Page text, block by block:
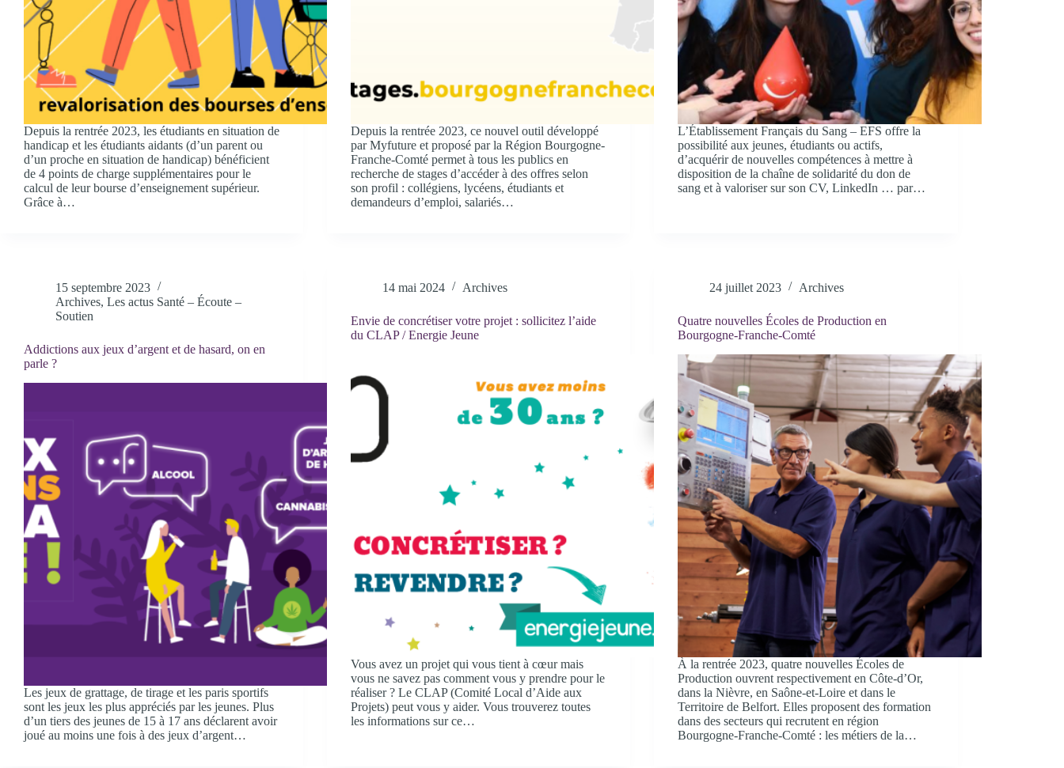
Depuis la rentrée 2023, les étudiants en situation de
handicap et les étudiants aidants (d’un parent ou
d’un proche en situation de handicap) bénéficient
de 4 points de charge supplémentaires pour le
calcul de leur bourse d’enseignement supérieur.
Grâce à…
Depuis la rentrée 2023, ce nouvel outil développé
par Myfuture et proposé par la Région Bourgogne-
Franche-Comté permet à tous les publics en
recherche de stages d’accéder à des offres selon
son profil : collégiens, lycéens, étudiants et
demandeurs d’emploi, salariés…
L’Établissement Français du Sang – EFS offre la
possibilité aux jeunes, étudiants ou actifs,
d’acquérir de nouvelles compétences à mettre à
disposition de la chaîne de solidarité du don de
sang et à valoriser sur son CV, LinkedIn … par…
15 septembre 2023
Archives, Les actus Santé – Écoute –
Soutien
Addictions aux jeux d’argent et de hasard, on en
parle ?
Les jeux de grattage, de tirage et les paris sportifs
sont les jeux les plus appréciés par les jeunes. Plus
d’un tiers des jeunes de 15 à 17 ans déclarent avoir
joué au moins une fois à des jeux d’argent…
14 mai 2024 Archives
Envie de concrétiser votre projet : sollicitez l’aide
du CLAP / Energie Jeune
Vous avez un projet qui vous tient à cœur mais
vous ne savez pas comment vous y prendre pour le
réaliser ? Le CLAP (Comité Local d’Aide aux
Projets) peut vous y aider. Vous trouverez toutes
les informations sur ce…
24 juillet 2023 Archives
Quatre nouvelles Écoles de Production en
Bourgogne-Franche-Comté
À la rentrée 2023, quatre nouvelles Écoles de
Production ouvrent respectivement en Côte-d’Or,
dans la Nièvre, en Saône-et-Loire et dans le
Territoire de Belfort. Elles proposent des formation
dans des secteurs qui recrutent en région
Bourgogne-Franche-Comté : les métiers de la…